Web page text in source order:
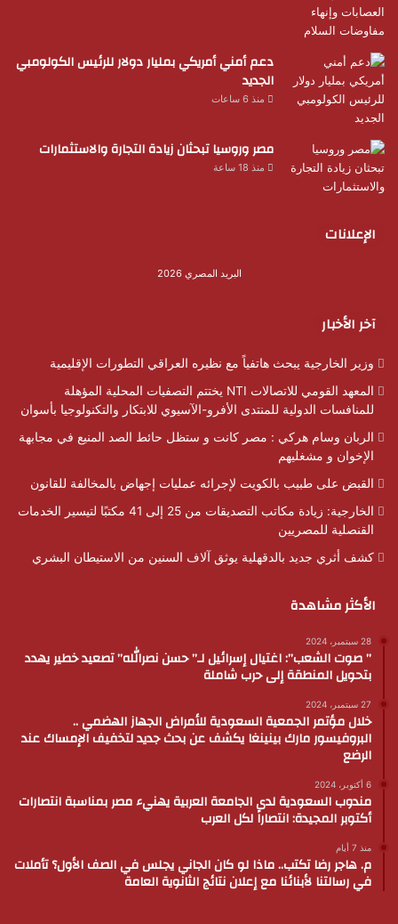
دعم أمني أمريكي بمليار دولار للرئيس الكولومبي
الجديد
منذ 6 ساعات
مصر وروسيا تبحثان زيادة التجارة والاستثمارات
منذ 18 ساعة
الإعلانات
البريد المصري 2026
آخر الأخبار
وزير الخارجية يبحث هاتفياً مع نظيره العراقي التطورات الإقليمية
المعهد القومي للاتصالات NTI يختتم التصفيات المحلية المؤهلة
للمنافسات الدولية للمنتدى الأفرو-الآسيوي للابتكار والتكنولوجيا بأسوان
الربان وسام هركي : مصر كانت و ستظل حائط الصد المنيع في مجابهة
الإخوان و مشغليهم
القبض على طبيب بالكويت لإجرائه عمليات إجهاض بالمخالفة للقانون
الخارجية: زيادة مكاتب التصديقات من 25 إلى 41 مكتبًا لتيسير الخدمات
القنصلية للمصريين
كشف أثري جديد بالدقهلية يوثق آلاف السنين من الاستيطان البشري
الأكثر مشاهدة
28 سبتمبر، 2024
” صوت الشعب”: اغتيال إسرائيل لـ” حسن نصرالله” تصعيد خطير يهدد
بتحويل المنطقة إلى حرب شاملة
27 سبتمبر، 2024
خلال مؤتمر الجمعية السعودية للأمراض الجهاز الهضمي ..
البروفيسور مارك بينينغا يكشف عن بحث جديد لتخفيف الإمساك عند
الرضع
6 أكتوبر، 2024
مندوب السعودية لدى الجامعة العربية يهنيء مصر بمناسبة انتصارات
أكتوبر المجيدة: انتصاراً لكل العرب
منذ 7 أيام
م. هاجر رضا تكتب.. ماذا لو كان الجاني يجلس في الصف الأول؟ تأملات
في رسالتنا لأبنائنا مع إعلان نتائج الثانوية العامة